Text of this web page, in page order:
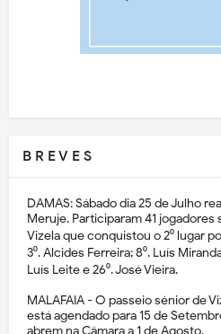
B R E V E S
DAMAS: Sábado dia 25 de Julho
Meruje. Participaram 41 jogadores
Vizela que conquistou o 2⁰ lugar
3⁰. Alcides Ferreira; 8⁰. Luís
Luís Leite e 26⁰. José Vieira.
MALAFAIA - O passeio sénior de
está agendado para 15 de
abrem na Câmara a 1 de Agosto.